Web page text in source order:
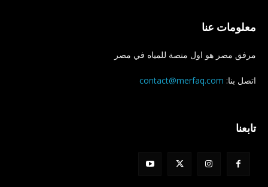
معلومات عنا
مرفق مصر هو اول منصة للمياه في مصر
اتصل بنا: contact@merfaq.com
تابعنا